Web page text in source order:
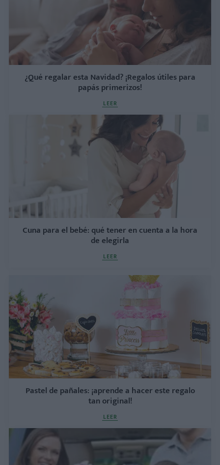
¿Qué regalar esta Navidad? ¡Regalos útiles para
papás primerizos!
LEER
Cuna para el bebé: qué tener en cuenta a la hora
de elegirla
LEER
Pastel de pañales: ¡aprende a hacer este regalo
tan original!
LEER